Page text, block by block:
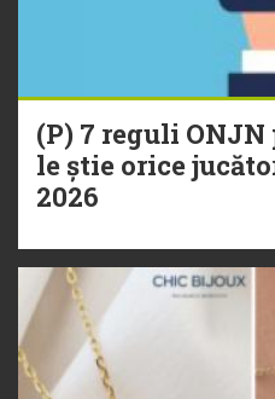
(P) 7 reguli ONJN
le știe orice
2026